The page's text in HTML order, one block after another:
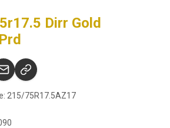
Dirr Gold
215/75R17.5AZ17